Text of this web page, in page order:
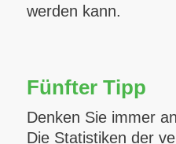
werden kann.
Fünfter Tipp
Denken Sie immer
Die Statistiken der